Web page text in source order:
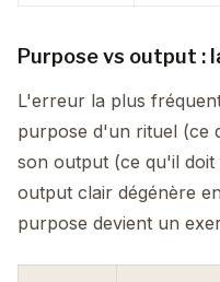
Purpose vs output :
L'erreur la plus
purpose d'un rituel (ce
son output (ce qu'il
output clair dégénère
purpose devient un